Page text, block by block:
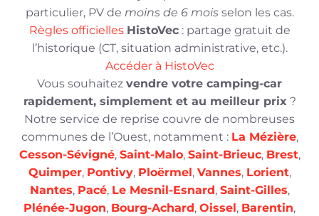
particulier, PV de moins de 6 moisselon les cas.
Règles officielles HistoVec: partage gratuit de
l’historique (CT, situation administrative, etc.).
Accéder à HistoVec
Vous souhaitez vendre votre camping-car
rapidement, simplement et au meilleur prix ?
Notre service de reprise couvre de nombreuses
communes de l’Ouest, notamment : La Mézière,
Cesson-Sévigné, Saint-Malo, Saint-Brieuc, Brest,
Quimper, Pontivy, Ploërmel, Vannes, Lorient,
Nantes, Pacé, Le Mesnil-Esnard, Saint-Gilles,
Plénée-Jugon, Bourg-Achard, Oissel, Barentin,